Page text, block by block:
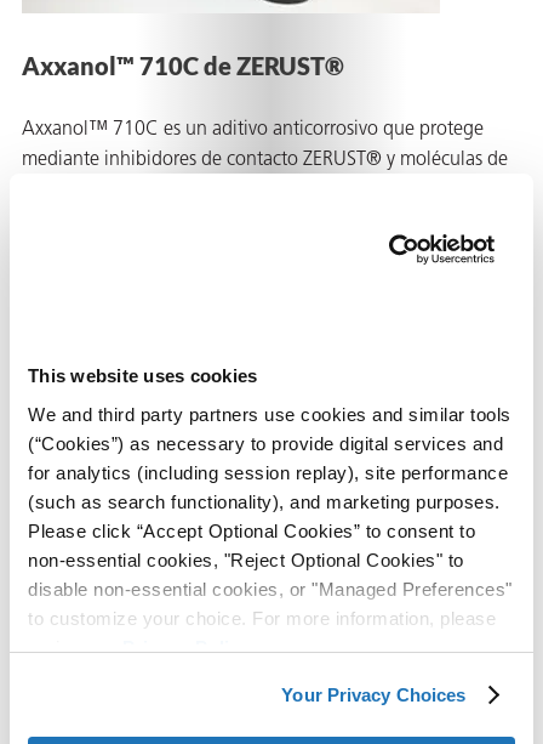
This website uses cookies
We and third party partners use cookies and similar tools
(“Cookies”) as necessary to provide digital services and
for analytics (including session replay), site performance
(such as search functionality), and marketing purposes.
Please click “Accept Optional Cookies” to consent to
non-essential cookies, "Reject Optional Cookies" to
disable non-essential cookies, or "Managed Preferences"
to customize your choice. For more information, please
review ourPrivacy Policy.
Your Privacy Choices
Axxanol™ 710C de ZERUST®
Axxanol™ 710C es un aditivo anticorrosivo que protege
mediante inhibidores de contacto ZERUST® y moléculas de
espacios vacíos de sistemas cerrados, como motores de